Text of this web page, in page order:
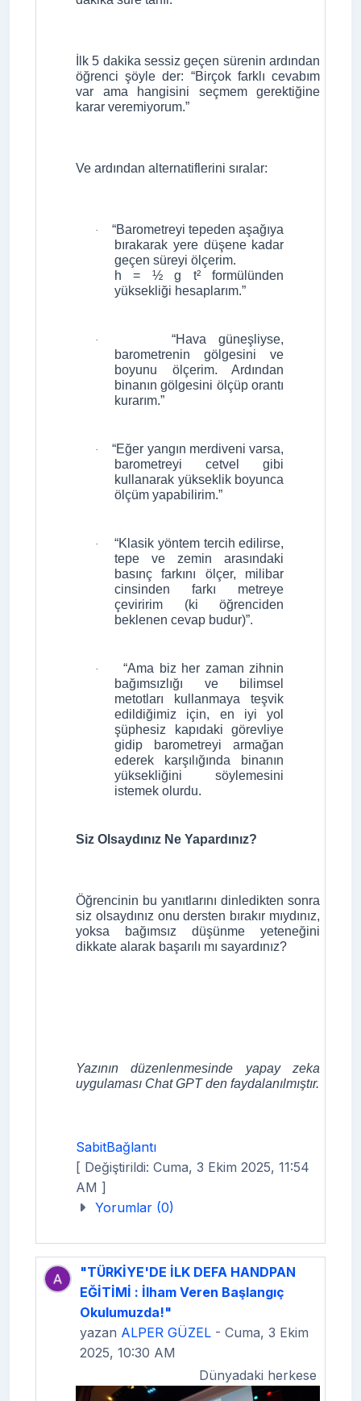
İlk 5 dakika sessiz geçen sürenin ardından
öğrenci şöyle der: “Birçok farklı cevabım
var ama hangisini seçmem gerektiğine
karar veremiyorum.”
Ve ardından alternatiflerini sıralar:
·
“Barometreyi tepeden aşağıya
bırakarak yere düşene kadar
geçen süreyi ölçerim.
h = ½ g t² formülünden
yüksekliği hesaplarım.”
·
“Hava güneşliyse,
barometrenin gölgesini ve
boyunu ölçerim. Ardından
binanın gölgesini ölçüp orantı
kurarım.”
·
“Eğer yangın merdiveni varsa,
barometreyi cetvel gibi
kullanarak yükseklik boyunca
ölçüm yapabilirim.”
·
“Klasik yöntem tercih edilirse,
tepe ve zemin arasındaki
basınç farkını ölçer, milibar
cinsinden farkı metreye
çeviririm (ki öğrenciden
beklenen cevap budur)”.
·
“Ama biz her zaman zihnin
bağımsızlığı ve bilimsel
metotları kullanmaya teşvik
edildiğimiz için, en iyi yol
şüphesiz kapıdaki görevliye
gidip barometreyi armağan
ederek karşılığında binanın
yüksekliğini söylemesini
istemek olurdu.
Siz Olsaydınız Ne Yapardınız?
Öğrencinin bu yanıtlarını dinledikten sonra
siz olsaydınız onu dersten bırakır mıydınız,
yoksa bağımsız düşünme yeteneğini
dikkate alarak başarılı mı sayardınız?
Yazının düzenlenmesinde yapay zeka
uygulaması Chat GPT den faydalanılmıştır.
SabitBağlantı
[ Değiştirildi: Cuma, 3 Ekim 2025, 11:54
AM ]
Yorumlar (0)
"TÜRKİYE'DE İLK DEFA HANDPAN
EĞİTİMİ : İlham Veren Başlangıç
Okulumuzda!"
yazan ALPER GÜZEL - Cuma, 3 Ekim
2025, 10:30 AM
Dünyadaki herkese